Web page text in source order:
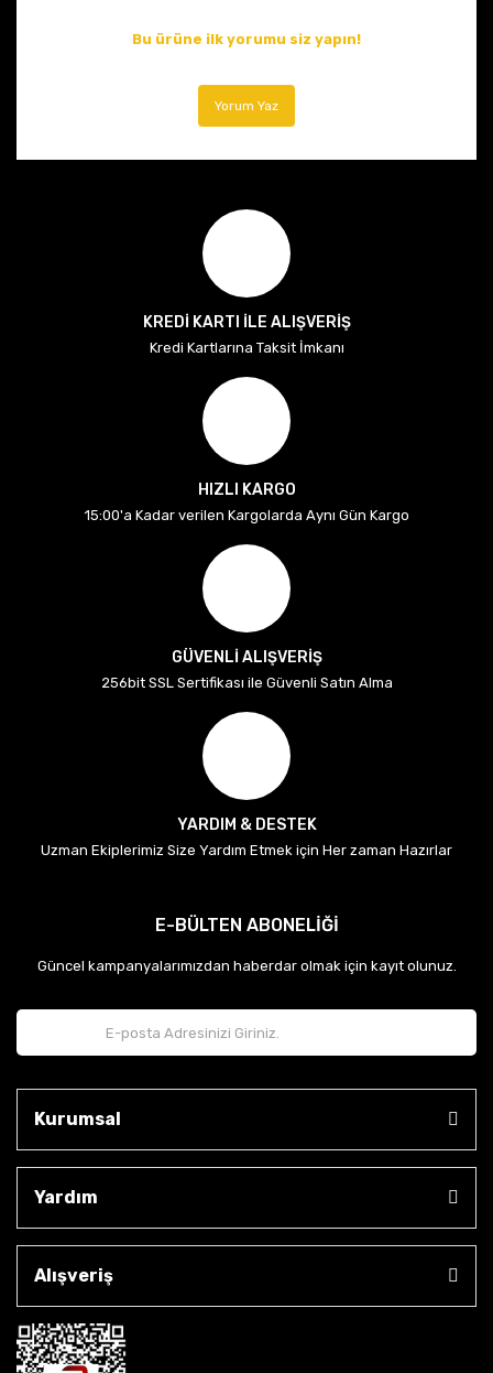
Bu ürüne ilk yorumu siz yapın!
Yorum Yaz
KREDİ KARTI İLE ALIŞVERİŞ
Kredi Kartlarına Taksit İmkanı
HIZLI KARGO
15:00'a Kadar verilen Kargolarda Aynı Gün Kargo
GÜVENLİ ALIŞVERİŞ
256bit SSL Sertifikası ile Güvenli Satın Alma
YARDIM & DESTEK
Uzman Ekiplerimiz Size Yardım Etmek için Her zaman Hazırlar
E-BÜLTEN ABONELİĞİ
Güncel kampanyalarımızdan haberdar olmak için kayıt olunuz.
Kurumsal
Yardım
Alışveriş